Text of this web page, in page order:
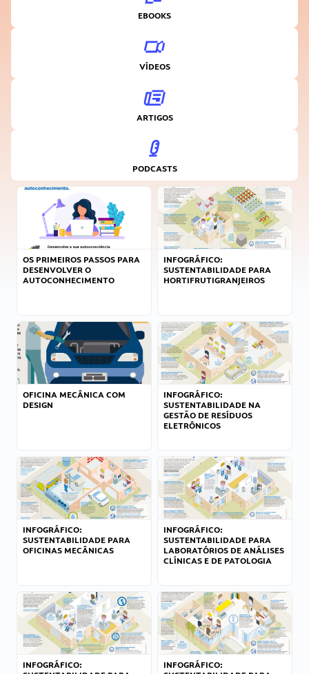
EBOOKS
VÍDEOS
ARTIGOS
PODCASTS
OS PRIMEIROS PASSOS PARA
DESENVOLVER O
AUTOCONHECIMENTO
INFOGRÁFICO:
SUSTENTABILIDADE PARA
HORTIFRUTIGRANJEIROS
OFICINA MECÂNICA COM
DESIGN
INFOGRÁFICO:
SUSTENTABILIDADE NA
GESTÃO DE RESÍDUOS
ELETRÔNICOS
INFOGRÁFICO:
SUSTENTABILIDADE PARA
OFICINAS MECÂNICAS
INFOGRÁFICO:
SUSTENTABILIDADE PARA
LABORATÓRIOS DE ANÁLISES
CLÍNICAS E DE PATOLOGIA
INFOGRÁFICO:
INFOGRÁFICO: